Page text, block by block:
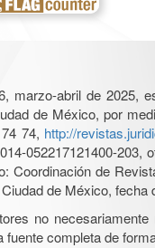
marzo-abril de 2025,
de México, por
74, http://
052217121400-203,
Coordinación de
de México,
no
completa de